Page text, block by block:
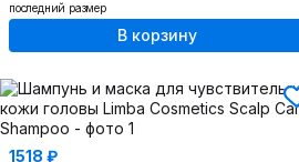
последний размер
В корзину
1518 ₽